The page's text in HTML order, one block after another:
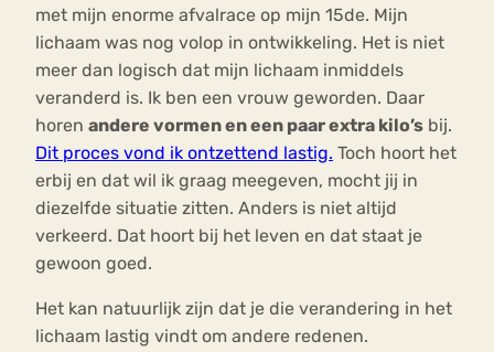
met mijn enorme afvalrace op mijn 15de. Mijn
lichaam was nog volop in ontwikkeling. Het is niet
meer dan logisch dat mijn lichaam inmiddels
veranderd is. Ik ben een vrouw geworden. Daar
horen andere vormen en een paar extra kilo’s bij.
Dit proces vond ik ontzettend lastig. Toch hoort het
erbij en dat wil ik graag meegeven, mocht jij in
diezelfde situatie zitten. Anders is niet altijd
verkeerd. Dat hoort bij het leven en dat staat je
gewoon goed.
Het kan natuurlijk zijn dat je die verandering in het
lichaam lastig vindt om andere redenen.